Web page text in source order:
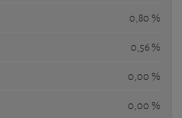
0,80 %
0,56 %
0,00 %
0,00 %